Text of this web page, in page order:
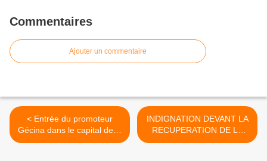
Commentaires
Ajouter un commentaire
< Entrée du promoteur
Gécina dans le capital de la
SemPariSeine : Delanoë
INDIGNATION DEVANT LA
RECUPERATION DE LA
MEMOIRE DE GUY